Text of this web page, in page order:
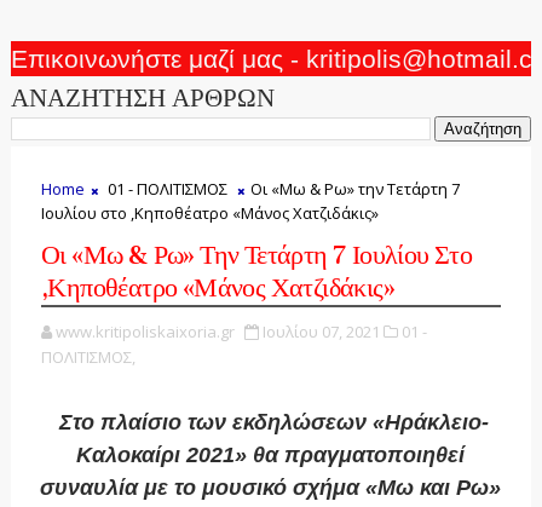
Επικοινωνήστε μαζί μας -
ΑΝΑΖΗΤΗΣΗ ΑΡΘΡΩΝ
Home 01 - ΠΟΛΙΤΙΣΜΟΣ
Οι «Μω & Ρω» την Τετάρτη 7
Ιουλίου στο ,Κηποθέατρο «Μάνος Χατζιδάκις»
Οι «Μω & Ρω» Την Τετάρτη 7 Ιουλίου Στο
,Κηποθέατρο «Μάνος Χατζιδάκις»
www.kritipoliskaixoria.gr Ιουλίου 07, 2021
01 -
ΠΟΛΙΤΙΣΜΟΣ,
Στο πλαίσιο των εκδηλώσεων «Ηράκλειο-
Καλοκαίρι 2021» θα πραγματοποιηθεί
συναυλία με το μουσικό σχήμα «Μω και Ρω»